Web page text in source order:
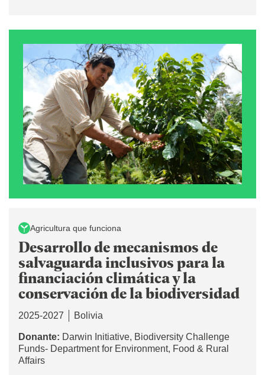
Agricultura que funciona
Desarrollo de mecanismos de
salvaguarda inclusivos para la
financiación climática y la
conservación de la biodiversidad
2025-2027 Bolivia
Donante: Darwin Initiative, Biodiversity Challenge
Funds- Department for Environment, Food & Rural
Affairs